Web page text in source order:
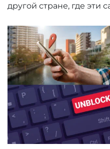
другой стране, где эти